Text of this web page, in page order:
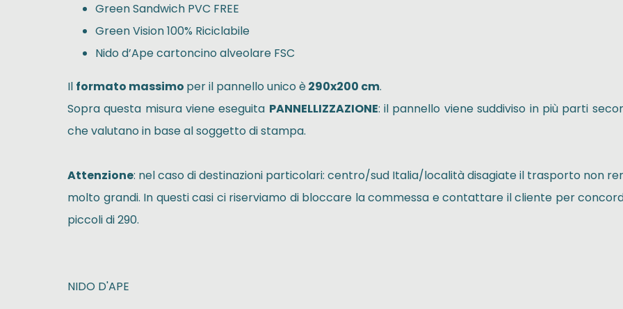
Green Sandwich PVC FREE
Green Vision 100% Riciclabile
Nido d’Ape cartoncino alveolare FSC
Il formato massimo per il pannello unico è290x200 cm.
Sopra questa misura viene eseguita PANNELLIZZAZIONE: il pannello viene suddiviso in più parti
che valutano in base al soggetto di stampa.
Attenzione: nel caso di destinazioni particolari: centro/sud Italia/località disagiate il trasporto non
molto grandi. In questi casi ci riserviamo di bloccare la commessa e contattare il cliente per
piccoli di 290.
NIDO D'APE